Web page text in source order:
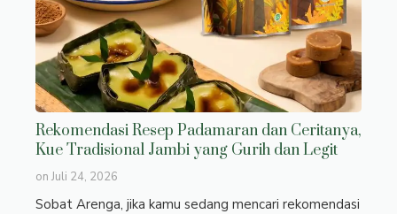
Rekomendasi Resep Padamaran dan Ceritanya,
Kue Tradisional Jambi yang Gurih dan Legit
on Juli 24, 2026
Sobat Arenga, jika kamu sedang mencari rekomendasi